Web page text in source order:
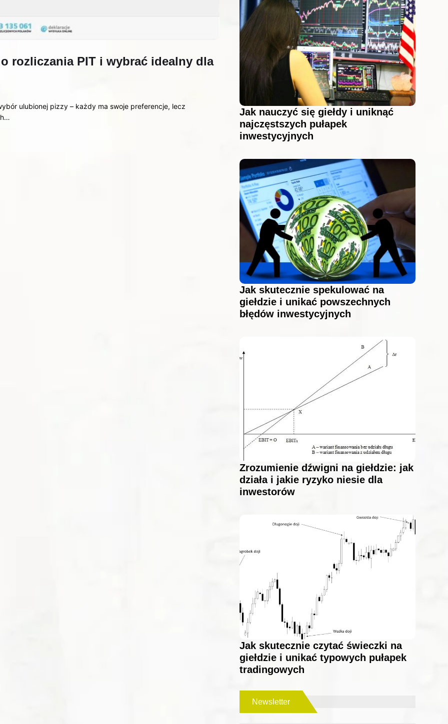
rozliczania PIT i wybrać idealny dla
ulubionej pizzy – każdy ma swoje preferencje, lecz
Jak nauczyć się giełdy i uniknąć
najczęstszych pułapek
inwestycyjnych
Jak skutecznie spekulować na
giełdzie i unikać powszechnych
błędów inwestycyjnych
Zrozumienie dźwigni na giełdzie: jak
działa i jakie ryzyko niesie dla
inwestorów
Jak skutecznie czytać świeczki na
giełdzie i unikać typowych pułapek
tradingowych
Newsletter